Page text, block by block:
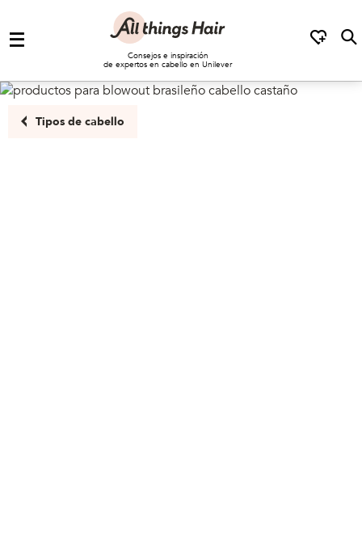
Saltar al contenido
Consejos e inspiración
de expertos en cabello en Unilever
Tipos de cabello